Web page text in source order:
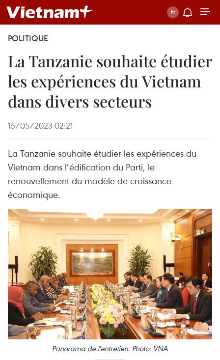
POLITIQUE
La Tanzanie souhaite étudier
les expériences du Vietnam
dans divers secteurs
16/05/2023 02:21
La Tanzanie souhaite étudier les expériences du
Vietnam dans l’édification du Parti, le
renouvellement du modèle de croissance
économique.
Panorama de l'entretien. Photo: VNA